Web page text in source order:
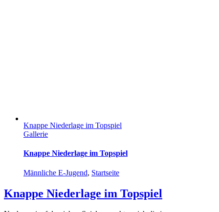
Knappe Niederlage im Topspiel
Gallerie
Knappe Niederlage im Topspiel
Männliche E-Jugend, Startseite
Knappe Niederlage im Topspiel